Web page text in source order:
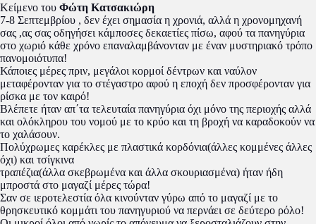
Κείμενο του Φώτη Κατσακιώρη
7-8 Σεπτεμβρίου , δεν έχει σημασία η χρονιά, αλλά η χρονομηχανή
σας ,ας σας οδηγήσει κάμποσες δεκαετίες πίσω, αφού τα πανηγύρια
στο χωριό κάθε χρόνο επαναλαμβάνονταν με έναν μυστηριακό τρόπο
πανομοιότυπα!
Κάποιες μέρες πριν, μεγάλοι κορμοί δέντρων και ναύλον
μεταφέρονταν για το στέγαστρο αφού η εποχή δεν προσφέρονταν για
ρίσκα με τον καιρό!
Βλέπετε ήταν απ΄τα τελευταία πανηγύρια όχι μόνο της περιοχής αλλά
και ολόκληρου του νομού με το κρύο και τη βροχή να καραδοκούν να
το χαλάσουν.
Πολύχρωμες καρέκλες με πλαστικά κορδόνια(άλλες κομμένες άλλες
όχι) και τσίγκινα
τραπέζια(άλλα σκεβρωμένα και άλλα σκουριασμένα) ήταν ήδη
μπροστά στο μαγαζί μέρες τώρα!
Σαν σε ιεροτελεστία όλα κινούνταν γύρω από το μαγαζί με το
θρησκευτικό κομμάτι του πανηγυριού να περνάει σε δεύτερο ρόλο!